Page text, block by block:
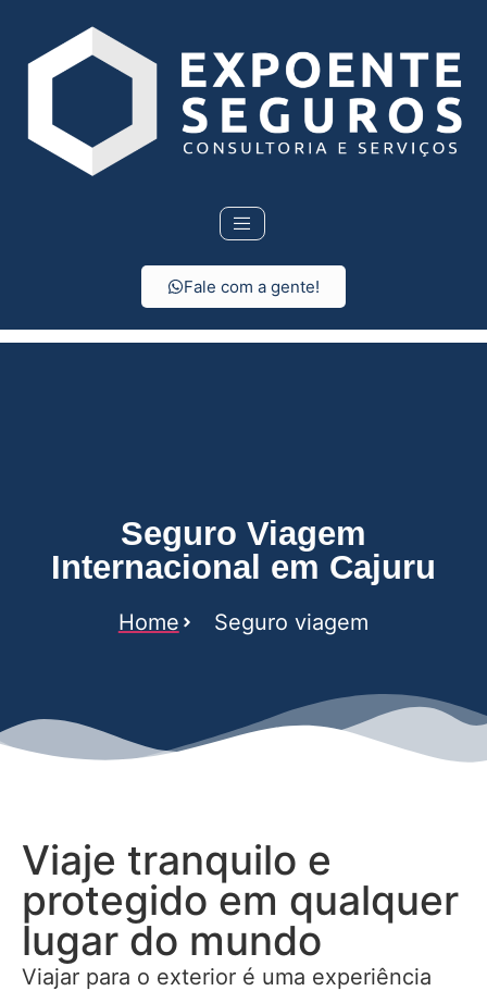
Fale com a gente!
Seguro Viagem
Internacional em Cajuru
Home Seguro viagem
Viaje tranquilo e
protegido em qualquer
lugar do mundo
Viajar para o exterior é uma experiência